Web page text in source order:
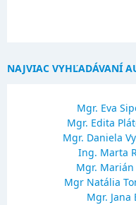
NAJVIAC VYHĽADÁVANÍ
Mgr. Eva
Mgr. Edita
Mgr. Daniela
Ing. Marta
Mgr. Marián
Mgr Natália
Mgr. Jana